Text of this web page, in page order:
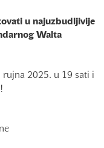
u najuzbudljivije
Walta
rujna 2025. u 19 sati i